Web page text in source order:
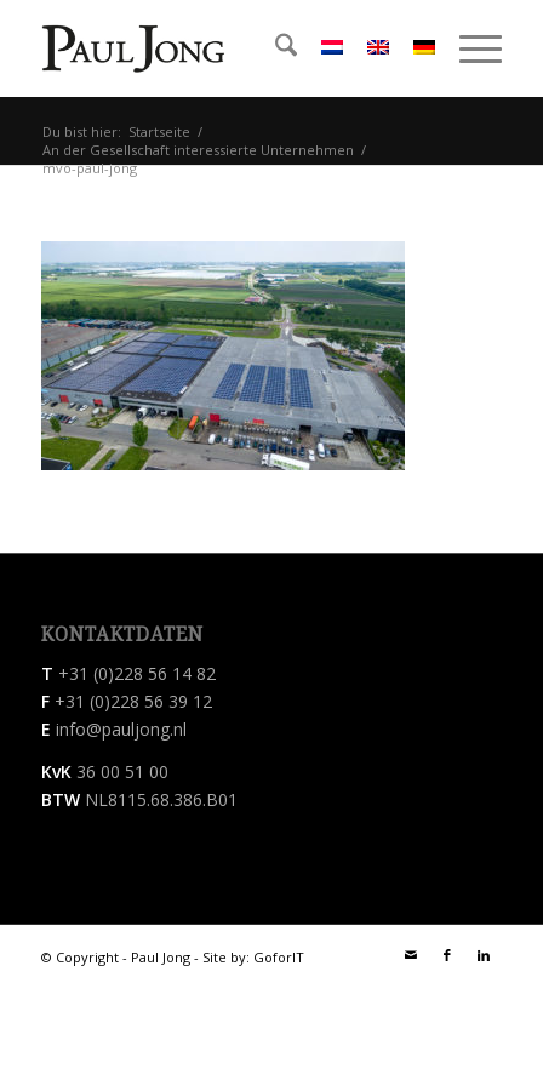
Du bist hier: Startseite /
An der Gesellschaft interessierte Unternehmen /
mvo-paul-jong
KONTAKTDATEN
T +31 (0)228 56 14 82
F+31 (0)228 56 39 12
E info@pauljong.nl
KvK36 00 51 00
BTWNL8115.68.386.B01
© Copyright - Paul Jong - Site by: GoforIT